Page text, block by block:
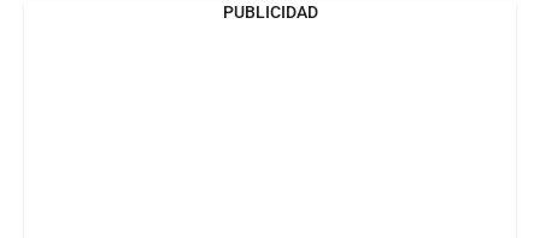
PUBLICIDAD